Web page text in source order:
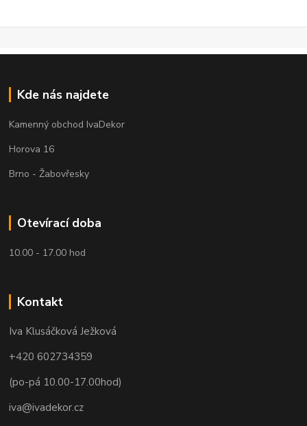
Kde nás najdete
Kamenný obchod IvaDekor
Horova 16
Brno - Žabovřesky
Otevírací doba
10.00 - 17.00 hod
Kontakt
Iva Klusáčková Ježková
+420 602734359
(po-pá 10.00-17.00hod)
iva@ivadekor.cz